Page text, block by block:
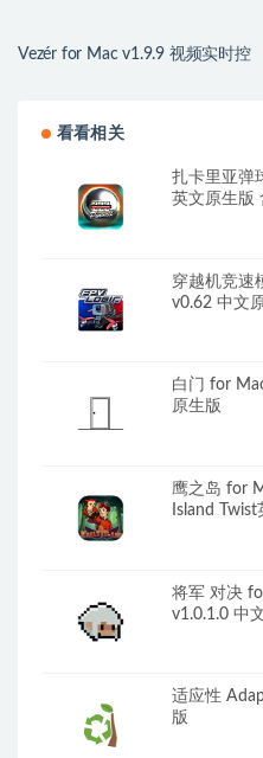
Vezér for Mac v1.9.9 视频实时控
看看相关
扎卡里亚弹
英文原生版
穿越机竞速
v0.62 中文
白门 for
原生版
鹰之岛 for
Island
将军 对决
v1.0.1.0 中
适应性
版